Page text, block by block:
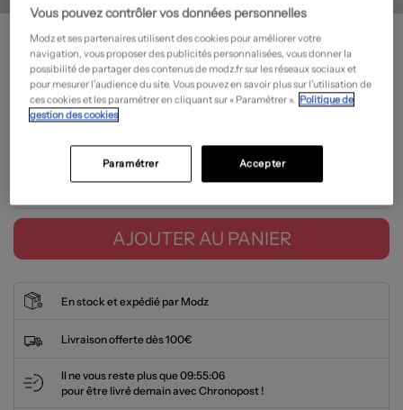
SCOTCH & SODA
Blazer - Tissage chiné- Outlet
64,50€
Prix boutique : 215,00€ -70% ?
Guide des tailles
Tailles disponibles
AJOUTER AU PANIER
En stock et expédié par Modz
Livraison offerte dès 100€
Il ne vous reste plus que09:55:05
pour être livré demain avec Chronopost !
Vous pouvez contrôler vos données personnelles
Modz et ses partenaires utilisent des cookies pour améliorer votre
navigation, vous proposer des publicités personnalisées, vous donner la
possibilité de partager des contenus de modz.fr sur les réseaux sociaux et
pour mesurer l’audience du site. Vous pouvez en savoir plus sur l’utilisation de
ces cookies et les paramétrer en cliquant sur « Paramétrer ». Politique de
gestion des cookies
Accepter
Paramétrer